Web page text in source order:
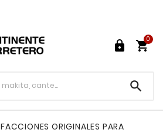
 
0

ORIGINALES PARA